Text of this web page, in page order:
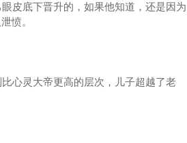
皮底下晋升的，如果他知道，还是因为
愤。
心灵大帝更高的层次，儿子超越了老